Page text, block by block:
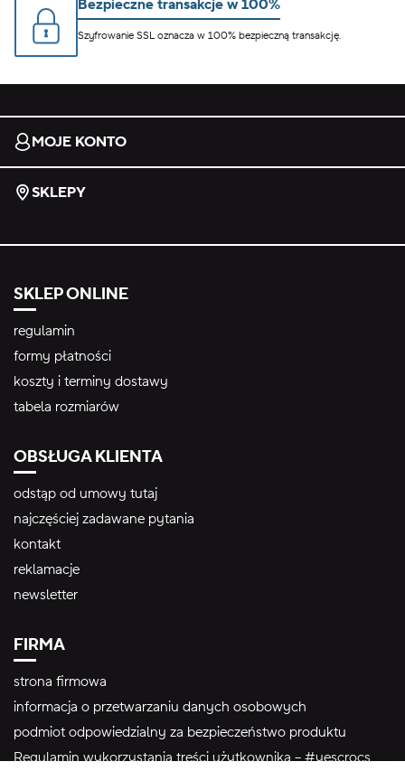
Bezpieczne transakcje w 100%
Szyfrowanie SSL oznacza w 100% bezpieczną transakcję.
MOJE KONTO
SKLEPY
SKLEP ONLINE
regulamin
formy płatności
koszty i terminy dostawy
tabela rozmiarów
OBSŁUGA KLIENTA
odstąp od umowy tutaj
najczęściej zadawane pytania
kontakt
reklamacje
newsletter
FIRMA
strona firmowa
informacja o przetwarzaniu danych osobowych
podmiot odpowiedzialny za bezpieczeństwo produktu
Regulamin wykorzystania treści użytkownika – #yescrocs